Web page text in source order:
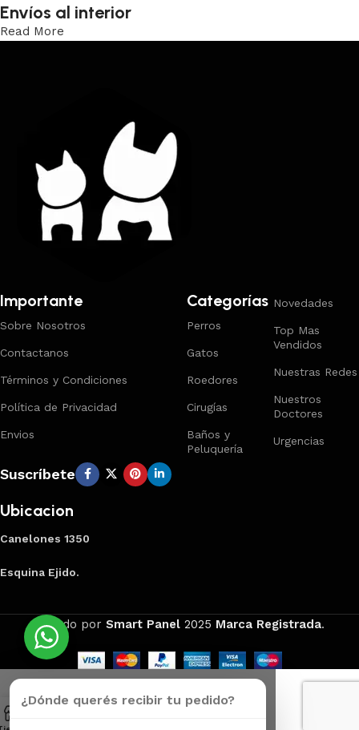
Envíos al interior
Read More
Importante
Sobre Nosotros
Contactanos
Términos y Condiciones
Política de Privacidad
Envios
Categorías
Perros
Gatos
Roedores
Cirugías
Baños y
Peluquería
Novedades
Top Mas
Vendidos
Nuestras Redes
Nuestros
Doctores
Urgencias
Suscríbete
Ubicacion
Canelones 1350
Esquina Ejido.
Creado por Smart Panel 2025 Marca Registrada.
¿Dónde querés recibir tu pedido?